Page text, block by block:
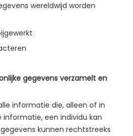
wereldwijd worden
gegevens verzamelt en
informatie die, alleen of in
een individu kan
kunnen rechtstreeks